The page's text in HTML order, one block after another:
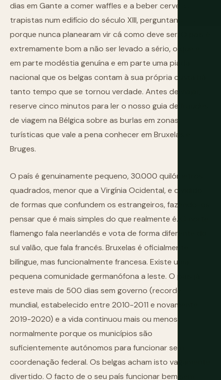
dias em Gante a comer waffles e a beber cervejas
trapistas num edifício do século XIII, perguntando-se
porque nunca planearam vir cá como deve ser. O país é
extremamente bom a não ser levado a sério, o que é
em parte modéstia genuína e em parte uma piada
nacional que os belgas contam à sua própria custa há
tanto tempo que se tornou verdade. Antes de viajar,
reserve cinco minutos para ler o nosso guia de fraudes
de viagem na Bélgica sobre as burlas em zonas
turísticas que vale a pena conhecer em Bruxelas e
Bruges.
O país é genuinamente pequeno, 30.000 quilómetros
quadrados, menor que a Virgínia Ocidental, e dividido
de formas que confundem os estrangeiros, fazendo-os
pensar que é mais simples do que realmente é. O norte
flamengo fala neerlandês e vota de forma diferente do
sul valão, que fala francês. Bruxelas é oficialmente
bilíngue, mas funcionalmente francesa. Existe uma
pequena comunidade germanófona a leste. O país já
esteve mais de 500 dias sem governo (recorde
mundial, estabelecido entre 2010-2011 e novamente
2019-2020) e a vida continuou mais ou menos
normalmente porque os municípios são
suficientemente autónomos para funcionar sem
coordenação federal. Os belgas acham isto vagamente
divertido. O facto de o seu país funcionar bem sem